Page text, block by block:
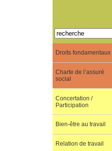
À propos
Droits fondamentaux
Charte de l’assuré
social
Concertation /
Participation
Bien-être au travail
Relation de travail